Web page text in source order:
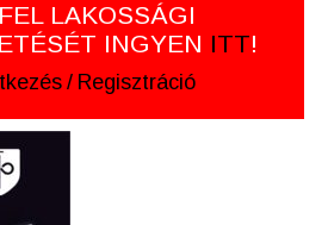
LAKOSSÁGI
INGYEN ITT!
/ Regisztráció